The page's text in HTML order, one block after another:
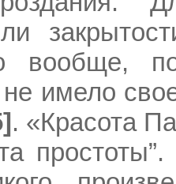
вообще,
не имело
. «Красота